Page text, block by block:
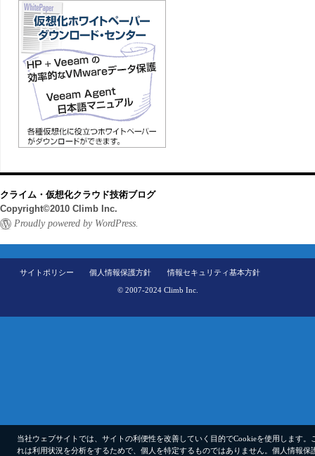
クライム・仮想化クラウド技術ブログ
Copyright©2010 Climb Inc.
Proudly powered by WordPress.
サイトポリシー 個人情報保護方針 情報セキュリティ基本方針
© 2007-2024 Climb Inc.
当社ウェブサイトでは、サイトの利便性を改善していく目的でCookieを使用します。
れは利用状況を分析をするためで、個人を特定するものではありません。 個人情報保